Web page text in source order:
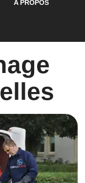
A PROPOS